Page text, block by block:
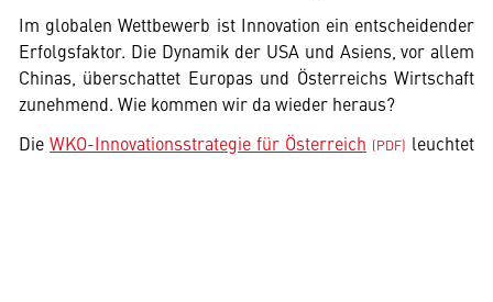
Im globalen Wettbewerb ist Innovation ein entscheidender
Erfolgsfaktor. Die Dynamik der USA und Asiens, vor allem
Chinas, überschattet Europas und Österreichs Wirtschaft
zunehmend. Wie kommen wir da wieder heraus?
Die WKO-Innovationsstrategie für Österreich leuchtet
Wir benötigen
Wir benötigen